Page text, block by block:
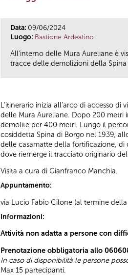
Data: 09/06/2024
Luogo: Bastione Ardeatino
All’interno delle Mura Aureliane è
tracce delle demolizioni della
L’itinerario inizia all’arco di accesso
delle Mura Aureliane. Dopo 200 metri
demolite per 400 metri. Lungo il
cosiddetta Spina di Borgo nel 1939,
delle casamatte della fortificazione, di
dove riemerge il tracciato originario
Visita a cura di Gianfranco Manchia.
Appuntamento:
via Lucio Fabio Cilone (al termine della
Informazioni:
Attività non adatta a persone con
Prenotazione obbligatoria allo
In caso di disponibilità le persone
Max 15 partecipanti.